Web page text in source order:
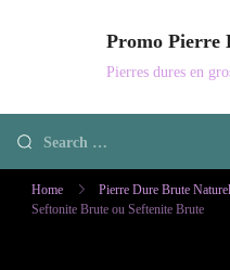
Promo Pierre
Pierres dures en
Looking
for
Something?
Home
Pierre Dure Brute
Seftonite Brute ou Seftenite Brute